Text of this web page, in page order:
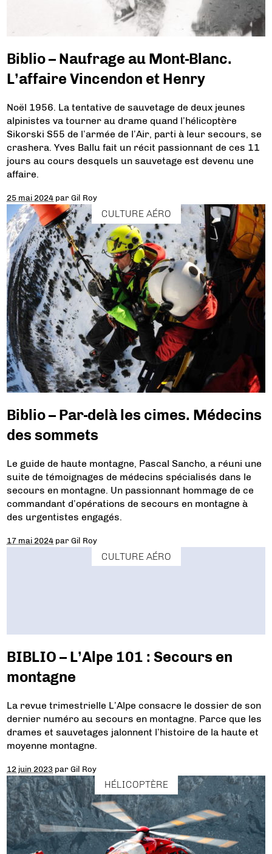
Biblio – Naufrage au Mont-Blanc.
L’affaire Vincendon et Henry
Noël 1956. La tentative de sauvetage de deux jeunes
alpinistes va tourner au drame quand l’hélicoptère
Sikorski S55 de l’armée de l’Air, parti à leur secours, se
crashera. Yves Ballu fait un récit passionnant de ces 11
jours au cours desquels un sauvetage est devenu une
affaire.
25 mai 2024 parGil Roy
CULTURE AÉRO
Biblio – Par-delà les cimes. Médecins
des sommets
Le guide de haute montagne, Pascal Sancho, a réuni une
suite de témoignages de médecins spécialisés dans le
secours en montagne. Un passionnant hommage de ce
commandant d’opérations de secours en montagne à
des urgentistes engagés.
17 mai 2024 parGil Roy
CULTURE AÉRO
BIBLIO – L’Alpe 101 : Secours en
montagne
La revue trimestrielle L’Alpe consacre le dossier de son
dernier numéro au secours en montagne. Parce que les
drames et sauvetages jalonnent l’histoire de la haute et
moyenne montagne.
12 juin 2023 parGil Roy
HÉLICOPTÈRE